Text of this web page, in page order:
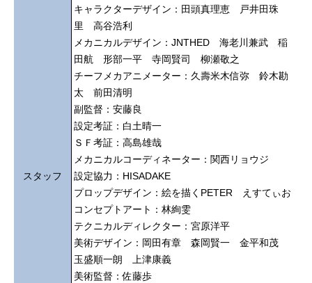
スタッフ
キャラクターデザイン：田頭真理恵 戸井田珠
里 高谷浩利
メカニカルデザイン：JNTHED 海老川兼武 稲
田航 形部一平 寺岡賢司 柳瀬敬之
チーフメカアニメーター：久壽米木信弥 鈴木勘
太 前田清明
副監督：安藤良
設定考証：白土晴一
ＳＦ考証：高島雄哉
メカニカルコーディネーター：関西リョウジ
設定協力：HISADAKE
プロップデザイン：絵を描くPETER えすてぃお
コンセプトアート：林絢雯
テクニカルディレクター：宮原洋平
美術デザイン：岡田有章 森岡賢一 金平和茂
玉盛順一朗 上津康義
美術監督：佐藤歩